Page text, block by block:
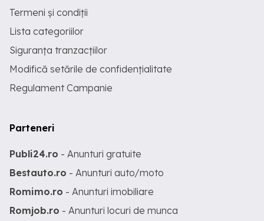
Termeni și condiții
Lista categoriilor
Siguranța tranzacțiilor
Modifică setările de confidențialitate
Regulament Campanie
Parteneri
Publi24.ro - Anunturi gratuite
Bestauto.ro - Anunturi auto/moto
Romimo.ro - Anunturi imobiliare
Romjob.ro - Anunturi locuri de munca